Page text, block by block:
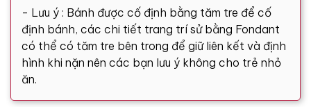
- Lưu ý : Bánh được cố định bằng tăm tre để cố
định bánh, các chi tiết trang trí sử bằng Fondant
có thể có tăm tre bên trong để giữ liên kết và định
hình khi nặn nên các bạn lưu ý không cho trẻ nhỏ
ăn.